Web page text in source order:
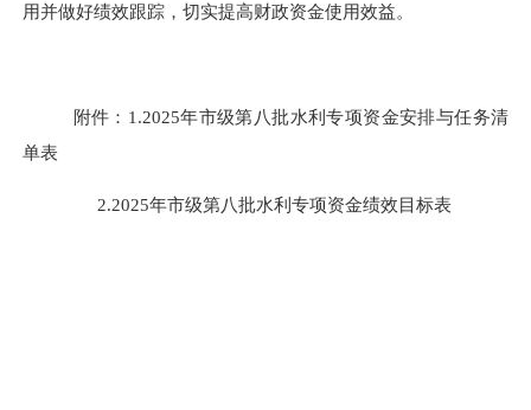
用并做好绩效跟踪，切实提高财政资金使用效益。
附件： 1.2025年市级第八批水利专项资金安排与任务清
单表
2.2025年市级第八批水利专项资金绩效目标表